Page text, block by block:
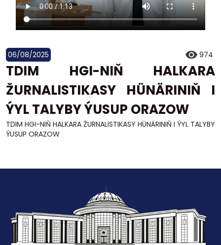
06/08/2025 974
TDIM HGI-NIŇ HALKARA
ŽURNALISTIKASY HÜNÄRINIŇ I
ÝYL TALYBY ÝUSUP ORAZOW
TDIM HGI-NIŇ HALKARA ŽURNALISTIKASY HÜNÄRINIŇ I ÝYL TALYBY
ÝUSUP ORAZOW